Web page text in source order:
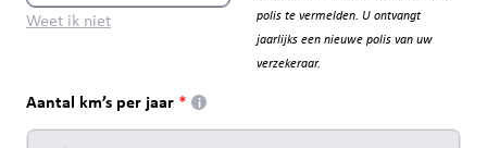
Weet ik niet
polis te vermelden. U ontvangt
jaarlijks een nieuwe polis van uw
verzekeraar.
Aantal km’s per jaar i